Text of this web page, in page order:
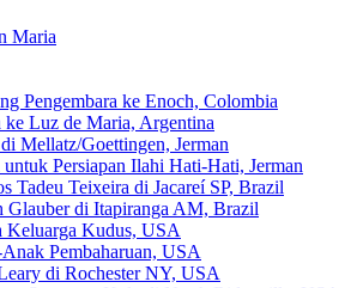
Maria
Pengembara ke Enoch, Colombia
Luz de Maria, Argentina
Mellatz/Goettingen, Jerman
untuk Persiapan Ilahi Hati-Hati, Jerman
Tadeu Teixeira di Jacareí SP, Brazil
Glauber di Itapiranga AM, Brazil
Keluarga Kudus, USA
Pembaharuan, USA
di Rochester NY, USA